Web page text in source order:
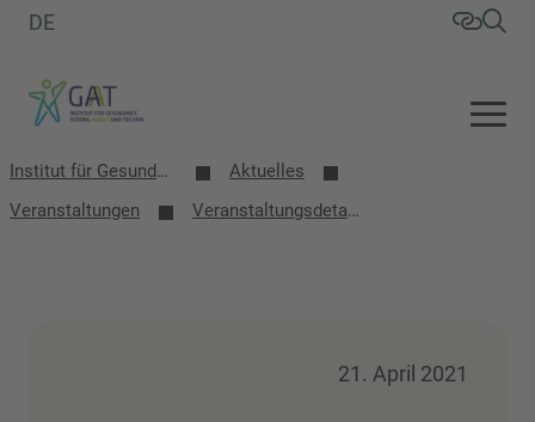
DE
Institut für Gesundheit, Altern, Arbeit und Technik (GAT)
Aktuelles
Veranstaltungen
Veranstaltungsdetails
21. April 2021